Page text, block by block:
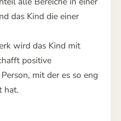
das Kind die einer
wird das Kind mit
positive
mit der es so eng
hat.